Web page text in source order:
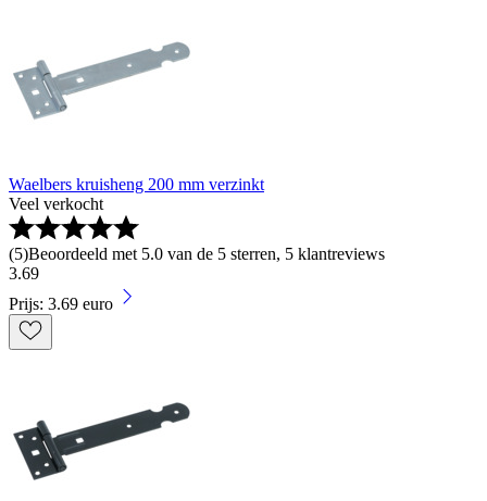
Waelbers kruisheng 200 mm verzinkt
Veel verkocht
(5)Beoordeeld met 5.0 van de 5 sterren, 5 klantreviews
3.69
Prijs: 3.69 euro